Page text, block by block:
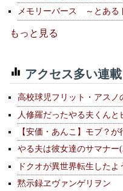
メモリーバース ～とある
もっと見る
アクセス多い連載
高校球児フリット・アスノ
人修羅だったやる夫くん
【安価・あんこ】モブ？
やる夫は彼女達のサマナー
ドクオが異世界転生したよ
黙示録ヱヴァンゲリヲン